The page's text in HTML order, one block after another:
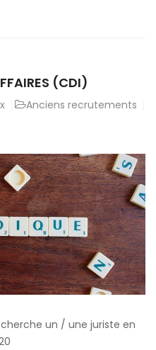
(CDI)
Anciens recrutements
un / une juriste en